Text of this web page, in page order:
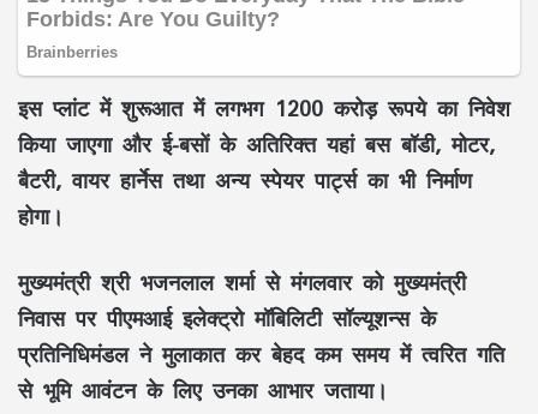
इस प्लांट में शुरूआत में लगभग 1200 करोड़ रूपये का निवेश
किया जाएगा और ई-बसों के अतिरिक्त यहां बस बॉडी, मोटर,
बैटरी, वायर हार्नेस तथा अन्य स्पेयर पार्ट्स का भी निर्माण
होगा।
मुख्यमंत्री श्री भजनलाल शर्मा से मंगलवार को मुख्यमंत्री
निवास पर पीएमआई इलेक्ट्रो मॉबिलिटी सॉल्यूशन्स के
प्रतिनिधिमंडल ने मुलाकात कर बेहद कम समय में त्वरित गति
से भूमि आवंटन के लिए उनका आभार जताया।